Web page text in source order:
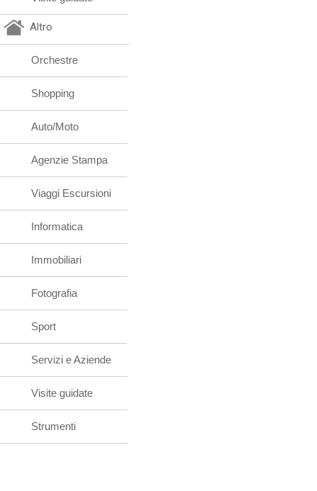
Altro
Orchestre
Shopping
Auto/Moto
Agenzie Stampa
Viaggi Escursioni
Informatica
Immobiliari
Fotografia
Sport
Servizi e Aziende
Visite guidate
Strumenti